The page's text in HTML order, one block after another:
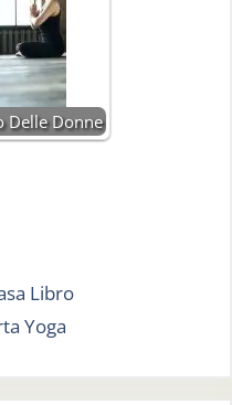
Delle Donne
Libro
Yoga